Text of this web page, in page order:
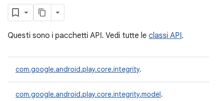
Questi sono i pacchetti API. Vedi tutte le classi API.
com.google.android.play.core.integrity.
com.google.android.play.core.integrity.model.